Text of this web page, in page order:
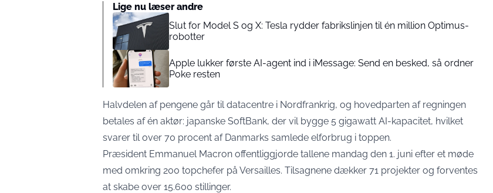
Lige nu læser andre
Slut for Model S og X: Tesla rydder fabrikslinjen til én million Optimus-
robotter
Apple lukker første AI-agent ind i iMessage: Send en besked, så ordner
Poke resten
Halvdelen af pengene går til datacentre i Nordfrankrig, og hovedparten af regningen
betales af én aktør: japanske SoftBank, der vil bygge 5 gigawatt AI-kapacitet, hvilket
svarer til over 70 procent af Danmarks samlede elforbrug i toppen.
Præsident Emmanuel Macron offentliggjorde tallene mandag den 1. juni efter et møde
med omkring 200 topchefer på Versailles. Tilsagnene dækker 71 projekter og forventes
at skabe over 15.600 stillinger.